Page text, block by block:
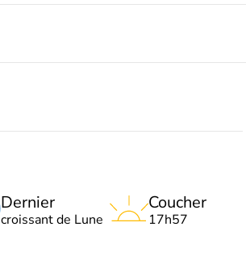
Dernier
croissant de Lune
Coucher
17h57